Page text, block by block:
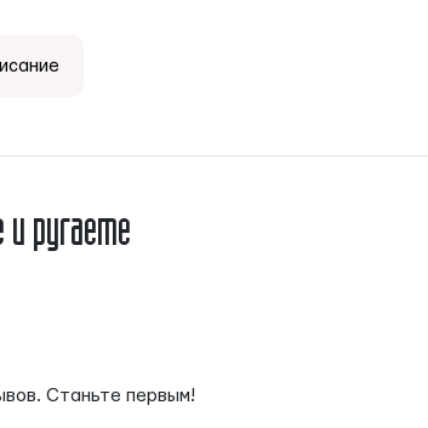
и ругаете
Станьте первым!